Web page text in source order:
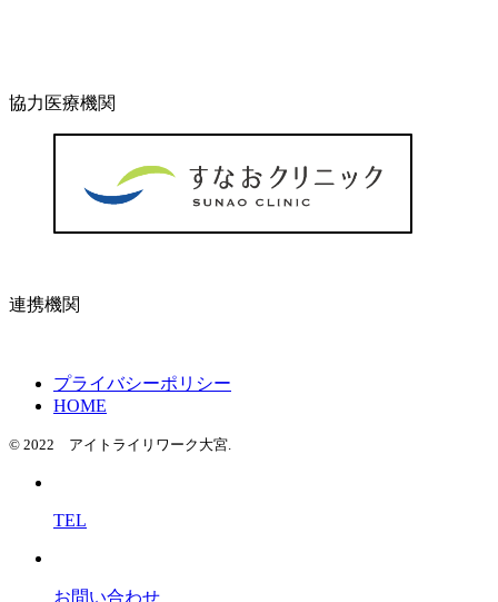
協力医療機関
連携機関
プライバシーポリシー
HOME
© 2022 アイトライリワーク大宮.
TEL
お問い合わせ